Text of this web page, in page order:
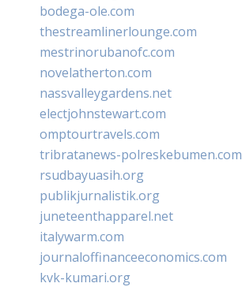
bodega-ole.com
thestreamlinerlounge.com
mestrinorubanofc.com
novelatherton.com
nassvalleygardens.net
electjohnstewart.com
omptourtravels.com
tribratanews-polreskebumen.com
rsudbayuasih.org
publikjurnalistik.org
juneteenthapparel.net
italywarm.com
journaloffinanceeconomics.com
kvk-kumari.org